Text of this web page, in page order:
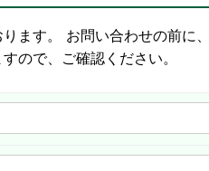
ります。 お問い合わせの前に
ので、ご確認ください。